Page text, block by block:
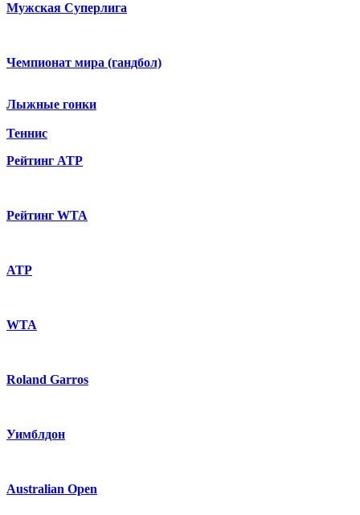
Мужская Суперлига
Чемпионат мира (гандбол)
Лыжные гонки
Теннис
Рейтинг ATP
Рейтинг WTA
ATP
WTA
Roland Garros
Уимблдон
Australian Open